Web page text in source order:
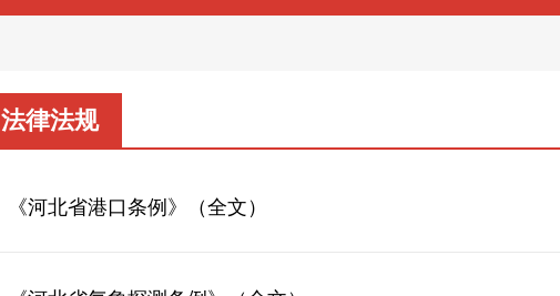
法律法规
《河北省港口条例》（全文）